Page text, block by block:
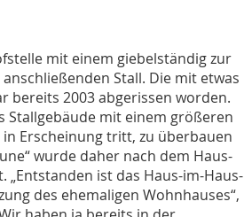
mit einem giebelständig zur
Stall. Die mit etwas
bereits 2003 abgerissen worden.
Stallgebäude mit einem größeren
Erscheinung tritt, zu überbauen
wurde daher nach dem Haus-
ist das Haus-im-Haus-
des ehemaligen Wohnhauses“,